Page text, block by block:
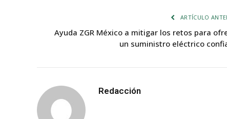
ARTÍCULO
Ayuda ZGR México a mitigar los retos para
un suministro eléctrico
Redacción